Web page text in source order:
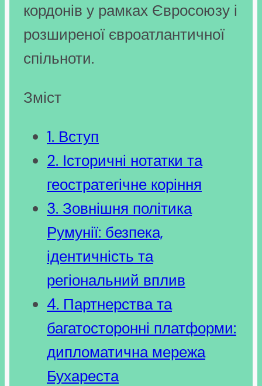
кордонів у рамках Євросоюзу і
розширеної євроатлантичної
спільноти.
Зміст
1. Вступ
2. Історичні нотатки та
геостратегічне коріння
3. Зовнішня політика
Румунії: безпека,
ідентичність та
регіональний вплив
4. Партнерства та
багатосторонні платформи:
дипломатична мережа
Бухареста